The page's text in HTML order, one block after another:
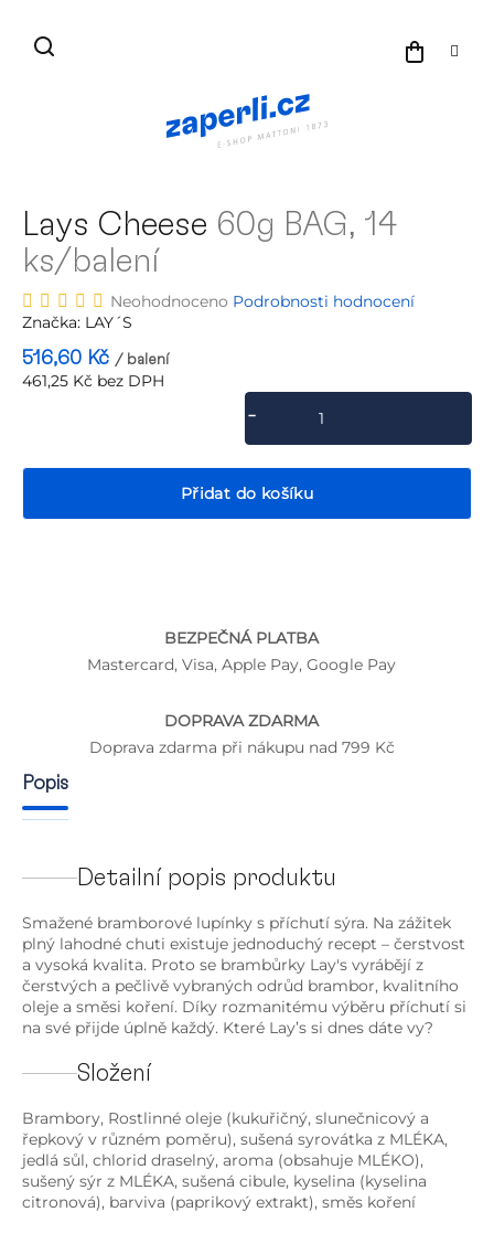
obsah
Lays Cheese 60g BAG, 14
ks/balení
Průměrné
hodnocení
je
0,0
Neohodnoceno Podrobnosti hodnocení
Značka: LAY´S
516,60 Kč / balení
461,25 Kč bez DPH
Přidat do košíku
BEZPEČNÁ PLATBA
Mastercard, Visa, Apple Pay, Google Pay
DOPRAVA ZDARMA
Doprava zdarma při nákupu nad 799 Kč
Popis
Detailní popis produktu
Smažené bramborové lupínky s příchutí sýra. Na zážitek
plný lahodné chuti existuje jednoduchý recept – čerstvost
a vysoká kvalita. Proto se brambůrky Lay's vyrábějí z
čerstvých a pečlivě vybraných odrůd brambor, kvalitního
oleje a směsi koření. Díky rozmanitému výběru příchutí si
na své přijde úplně každý. Které Lay’s si dnes dáte vy?
Složení
Brambory, Rostlinné oleje (kukuřičný, slunečnicový a
řepkový v různém poměru), sušená syrovátka z MLÉKA,
jedlá sůl, chlorid draselný, aroma (obsahuje MLÉKO),
sušený sýr z MLÉKA, sušená cibule, kyselina (kyselina
citronová), barviva (paprikový extrakt), směs koření